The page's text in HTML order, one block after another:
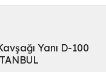
Yanı D-100